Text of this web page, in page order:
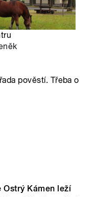
pověstí. Třeba o
Kámen leží